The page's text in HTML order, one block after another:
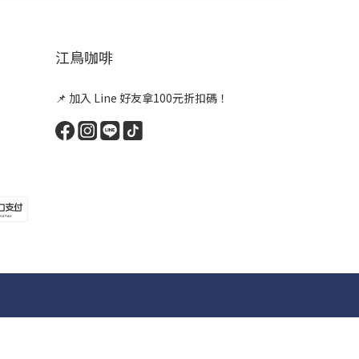
江鳥咖啡
📌 加入 Line 好友拿100元折扣碼！